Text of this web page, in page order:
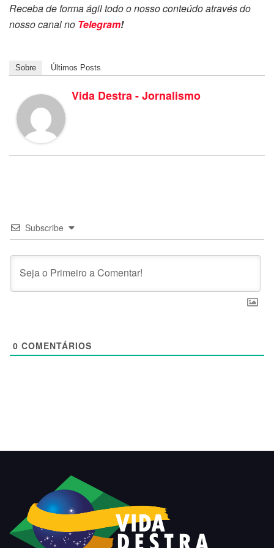
Receba de forma ágil todo o nosso conteúdo através do
nosso canal no Telegram!
Sobre Últimos Posts
Vida Destra - Jornalismo
Subscribe
0 COMENTÁRIOS